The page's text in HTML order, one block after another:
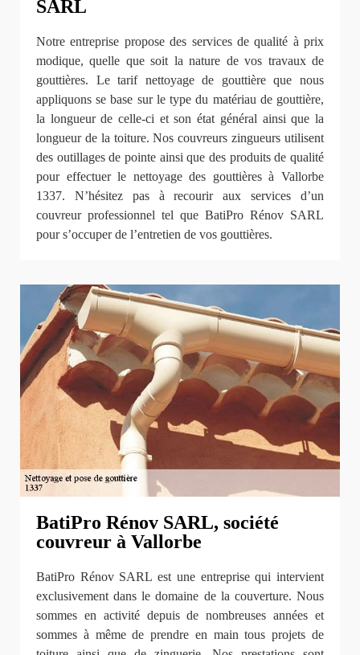
SARL
Notre entreprise propose des services de qualité à prix
modique, quelle que soit la nature de vos travaux de
gouttières. Le tarif nettoyage de gouttière que nous
appliquons se base sur le type du matériau de gouttière,
la longueur de celle-ci et son état général ainsi que la
longueur de la toiture. Nos couvreurs zingueurs utilisent
des outillages de pointe ainsi que des produits de qualité
pour effectuer le nettoyage des gouttières à Vallorbe
1337. N’hésitez pas à recourir aux services d’un
couvreur professionnel tel que BatiPro Rénov SARL
pour s’occuper de l’entretien de vos gouttières.
BatiPro Rénov SARL, société
couvreur à Vallorbe
BatiPro Rénov SARL est une entreprise qui intervient
exclusivement dans le domaine de la couverture. Nous
sommes en activité depuis de nombreuses années et
sommes à même de prendre en main tous projets de